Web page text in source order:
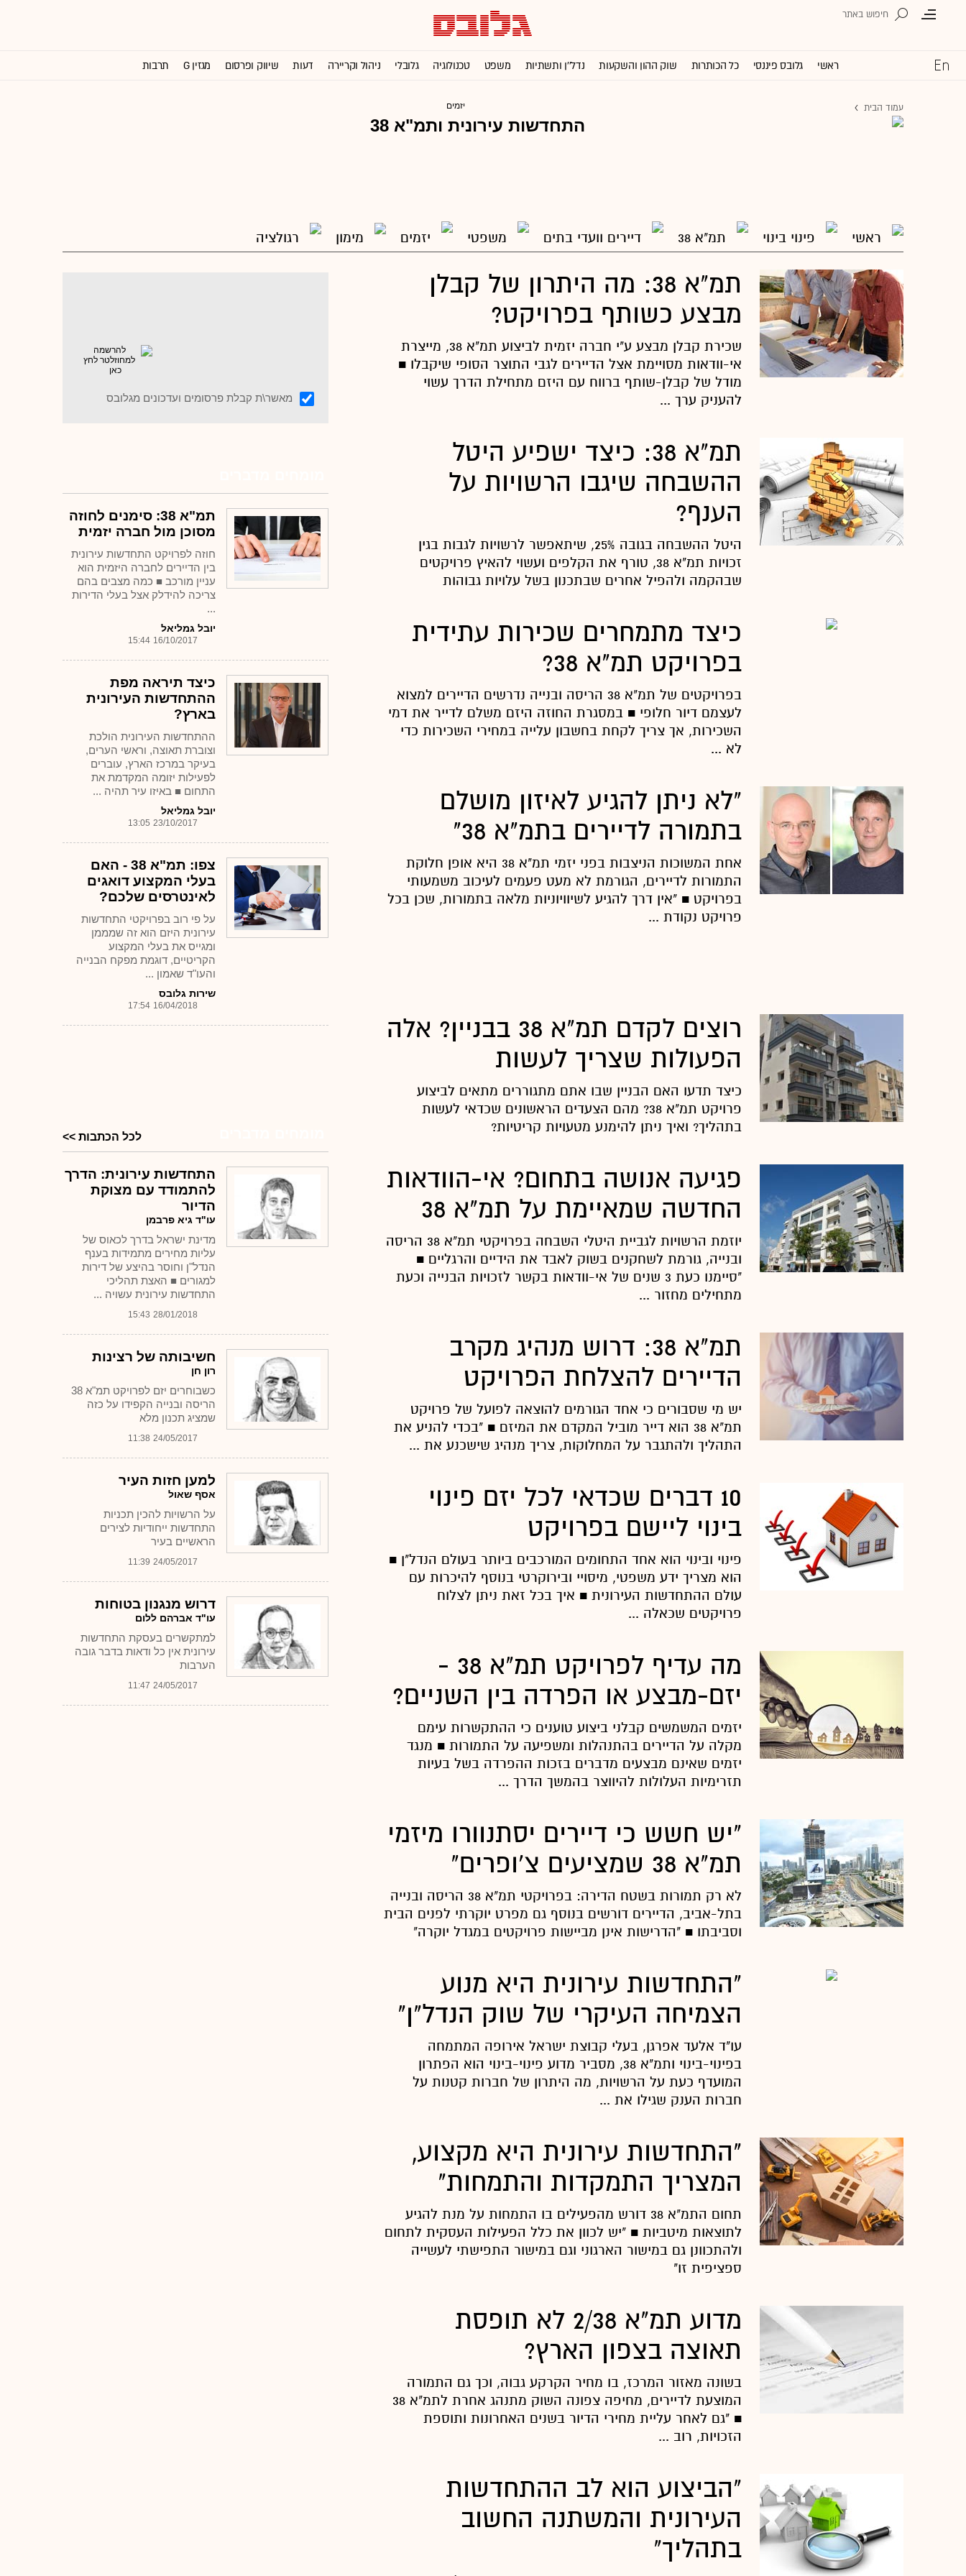
ראשי גלובס פיננסי כל הכותרות שוק ההון והשקעות נדל''ן ותשתיות משפט טכנולוגיה גלובלי ניהול וקריירה דעות שיווק ופרסום מגזין G תרבות
עמוד הבית יזמים
ראשי פינוי בינוי תמ"א 38 דיירים וועדי בתים משפטי יזמים מימון רגולציה
תמ"א 38: מה היתרון של קבלן
מבצע כשותף בפרויקט?
שכירת קבלן מבצע ע"י חברה יזמית לביצוע תמ"א 38, מייצרת
אי-וודאות מסויימת אצל הדיירים לגבי התוצר הסופי שיקבלו ■
מודל של קבלן-שותף ברווח עם היזם מתחילת הדרך עשוי
להעניק ערך ...
תמ"א 38: כיצד ישפיע היטל
ההשבחה שיגבו הרשויות על
הענף?
היטל ההשבחה בגובה 25%, שיתאפשר לרשויות לגבות בגין
זכויות תמ"א 38, טורף את הקלפים ועשוי להאיץ פרויקטים
שבהקמה ולהפיל אחרים שבתכנון בשל עלויות גבוהות
כיצד מתמחרים שכירות עתידית
בפרויקט תמ"א 38?
בפרויקטים של תמ"א 38 הריסה ובנייה נדרשים הדיירים למצוא
לעצמם דיור חלופי ■ במסגרת החוזה היזם משלם לדייר את דמי
השכירות, אך צריך לקחת בחשבון עלייה במחירי השכירות כדי
לא ...
"לא ניתן להגיע לאיזון מושלם
בתמורה לדיירים בתמ"א 38"
אחת המשוכות הניצבות בפני יזמי תמ"א 38 היא אופן חלוקת
התמורות לדיירים, הגורמת לא מעט פעמים לעיכוב משמעותי
בפרויקט ■ "אין דרך להגיע לשיוויוניות מלאה בתמורות, שכן בכל
פרויקט נקודת ...
רוצים לקדם תמ"א 38 בבניין? אלה
הפעולות שצריך לעשות
כיצד תדעו האם הבניין שבו אתם מתגוררים מתאים לביצוע
פרויקט תמ"א 38? מהם הצעדים הראשונים שכדאי לעשות
בתהליך? ואיך ניתן להימנע מטעויות קריטיות?
פגיעה אנושה בתחום? אי-הוודאות
החדשה שמאיימת על תמ"א 38
יוזמת הרשויות לגביית היטלי השבחה בפרויקטי תמ"א 38 הריסה
ובנייה, גורמת לשחקנים בשוק לאבד את הידיים והרגליים ■
"סיימנו כעת 3 שנים של אי-וודאות בקשר לזכויות הבנייה וכעת
מתחילים מחזור ...
תמ"א 38: דרוש מנהיג מקרב
הדיירים להצלחת הפרויקט
יש מי שסבורים כי אחד הגורמים להוצאה לפועל של פרויקט
תמ"א 38 הוא דייר מוביל המקדם את המיזם ■ "בכדי להניע את
התהליך ולהתגבר על המחלוקות, צריך מנהיג שישכנע את ...
10 דברים שכדאי לכל יזם פינוי
בינוי ליישם בפרויקט
פינוי ובינוי הוא אחד התחומים המורכבים ביותר בעולם הנדל"ן ■
הוא מצריך ידע משפטי, מיסויי ובירוקרטי בנוסף להיכרות עם
עולם ההתחדשות העירונית ■ איך בכל זאת ניתן לצלוח
פרויקטים שכאלה ...
מה עדיף לפרויקט תמ"א 38 -
יזם-מבצע או הפרדה בין השניים?
יזמים המשמשים קבלני ביצוע טוענים כי ההתקשרות עימם
מקלה על הדיירים בהתנהלות ומשפיעה על התמורות ■ מנגד
יזמים שאינם מבצעים מדברים בזכות ההפרדה בשל בעיות
תזרימיות העלולות להיווצר בהמשך הדרך ...
"יש חשש כי דיירים יסתנוורו מיזמי
תמ"א 38 שמציעים צ'ופרים"
לא רק תמורות בשטח הדירה: בפרויקטי תמ"א 38 הריסה ובנייה
בתל-אביב, הדיירים דורשים בנוסף גם מפרט יוקרתי לפנים הבית
וסביבתו ■ "הדרישות אינן מביישות פרויקטים במגדל יוקרה"
"התחדשות עירונית היא מנוע
הצמיחה העיקרי של שוק הנדל"ן"
עו"ד אלעד אפרגן, בעלי קבוצת ישראל אירופה המתמחה
בפינוי-בינוי ותמ"א 38, מסביר מדוע פינוי-בינוי הוא הפתרון
המועדף כעת על הרשויות, מה היתרון של חברות קטנות על
חברות הענק שגילו את ...
"התחדשות עירונית היא מקצוע,
המצריך התמקדות והתמחות"
תחום התמ"א 38 דורש מהפעילים בו התמחות על מנת להגיע
לתוצאות מיטביות ■ "יש לכוון את כלל הפעילות העסקית לתחום
ולהתכוונן גם במישור הארגוני וגם במישור התפישתי לעשייה
ספציפית זו"
מדוע תמ"א 2/38 לא תופסת
תאוצה בצפון הארץ?
בשונה מאזור המרכז, בו מחיר הקרקע גבוה, וכך גם התמורה
המוצעת לדיירים, מחיפה צפונה השוק מתנהג אחרת לתמ"א 38
■ "גם לאחר עליית מחירי הדיור בשנים האחרונות ותוספת
הזכויות, רוב ...
"הביצוע הוא לב ההתחדשות
העירונית והמשתנה החשוב
בתהליך"
מאשר\ת קבלת פרסומים ועדכונים מגלובס
תמ"א 38: סימנים לחוזה
מסוכן מול חברה יזמית
חוזה לפרויקט התחדשות עירונית
בין הדיירים לחברה היזמית הוא
עניין מורכב ■ כמה מצבים בהם
צריכה להידלק אצל בעלי הדירות
...
יובל גמליאל
16/10/2017
15:44
כיצד תיראה מפת
ההתחדשות העירונית
בארץ?
ההתחדשות העירונית הולכת
וצוברת תאוצה, וראשי הערים,
בעיקר במרכז הארץ, עוברים
לפעילות יזומה המקדמת את
התחום ■ באיזו עיר תהיה ...
יובל גמליאל
23/10/2017
13:05
צפו: תמ"א 38 - האם
בעלי המקצוע דואגים
לאינטרסים שלכם?
על פי רוב בפרויקטי התחדשות
עירונית היזם הוא זה שמממן
ומגייס את בעלי המקצוע
הקריטיים, דוגמת מפקח הבנייה
והעו"ד שאמון ...
שירות גלובס
16/04/2018
17:54
לכל הכתבות >>
התחדשות עירונית: הדרך
להתמודד עם מצוקת
הדיור
עו"ד גיא פרבמן
מדינת ישראל בדרך לכאוס של
עליות מחירים מתמידות בענף
הנדל"ן וחוסר בהיצע של דירות
למגורים ■ האצת תהליכי
התחדשות עירונית עשויה ...
28/01/2018
15:43
חשיבותה של רצינות
רון חן
כשבוחרים יזם לפרויקט תמ"א 38
הריסה ובנייה הקפידו על כזה
שמציג תכנון מלא
24/05/2017
11:38
למען חזות העיר
אסף שאול
על הרשויות להכין תכניות
התחדשות ייחודיות לצירים
הראשיים בעיר
24/05/2017
11:39
דרוש מנגנון בטוחות
עו"ד אברהם ללום
למתקשרים בעסקת התחדשות
עירונית אין כל ודאות בדבר גובה
הערבות
24/05/2017
11:47